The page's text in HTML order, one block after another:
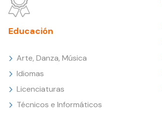
Educación
Arte, Danza, Música
Idiomas
Licenciaturas
Técnicos e Informáticos